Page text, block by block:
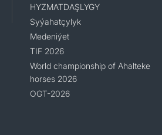
HYZMATDAŞLYGY
Syýahatçylyk
Medeniýet
TIF 2026
World championship of Ahalteke
horses 2026
OGT-2026